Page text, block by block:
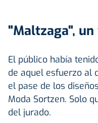
"Maltzaga",
El público había
de aquel esfuerzo al
el pase de los
Moda Sortzen. Solo
del jurado.